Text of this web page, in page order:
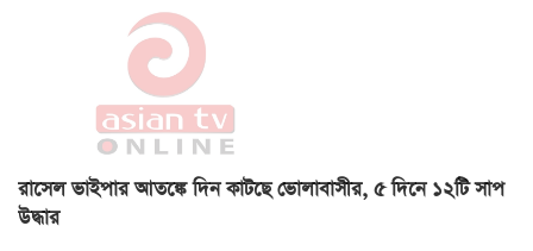
রাসেল ভাইপার আতঙ্কে দিন কাটছে ভোলাবাসীর, ৫ দিনে ১২টি সাপ
উদ্ধার